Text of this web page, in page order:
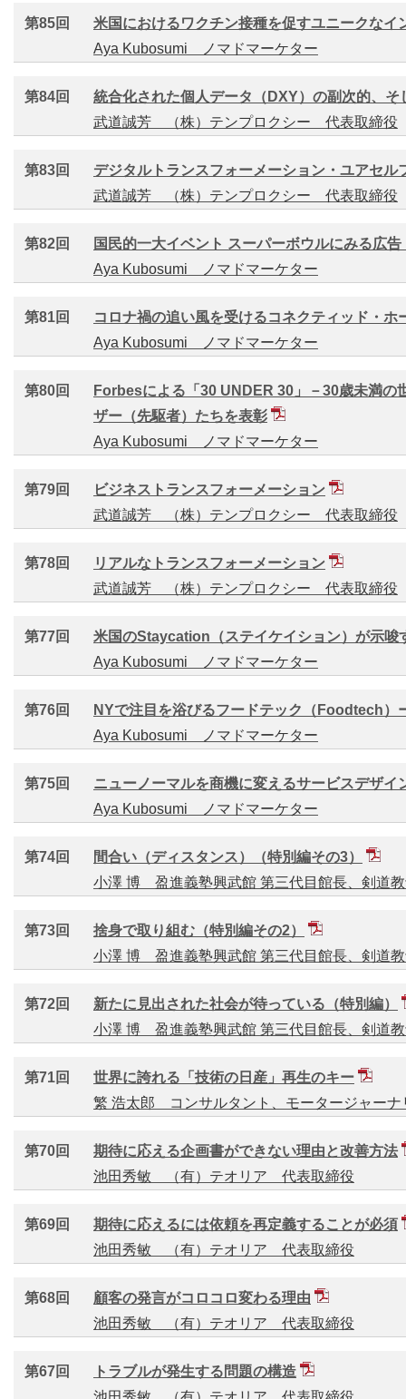
第85回
米国におけるワクチン接種を促すユニークなイ
Aya Kubosumi ノマドマーケター
第84回
統合化された個人データ（DXY）の副次的、そ
武道誠芳 （株）テンプロクシー 代表取締役
第83回
デジタルトランスフォーメーション・ユアセル
武道誠芳 （株）テンプロクシー 代表取締役
第82回
国民的一大イベント スーパーボウルにみる広告
Aya Kubosumi ノマドマーケター
第81回
コロナ禍の追い風を受けるコネクティッド・ホ
Aya Kubosumi ノマドマーケター
第80回
Forbesによる「30 UNDER 30」－30歳未満の
ザー（先駆者）たちを表彰
Aya Kubosumi ノマドマーケター
第79回
ビジネストランスフォーメーション
武道誠芳 （株）テンプロクシー 代表取締役
第78回
リアルなトランスフォーメーション
武道誠芳 （株）テンプロクシー 代表取締役
第77回
米国のStaycation（ステイケイション）が示唆
Aya Kubosumi ノマドマーケター
第76回
NYで注目を浴びるフードテック（Foodtech）
Aya Kubosumi ノマドマーケター
第75回
ニューノーマルを商機に変えるサービスデザイ
Aya Kubosumi ノマドマーケター
第74回
間合い（ディスタンス）（特別編その3）
小澤 博 盈進義塾興武館 第三代目館長、剣道
第73回
捨身で取り組む（特別編その2）
小澤 博 盈進義塾興武館 第三代目館長、剣道
第72回
新たに見出された社会が待っている（特別編）
小澤 博 盈進義塾興武館 第三代目館長、剣道
第71回
世界に誇れる「技術の日産」再生のキー
繁 浩太郎 コンサルタント、モータージャーナ
第70回
期待に応える企画書ができない理由と改善方法
池田秀敏 （有）テオリア 代表取締役
第69回
期待に応えるには依頼を再定義することが必須
池田秀敏 （有）テオリア 代表取締役
第68回
顧客の発言がコロコロ変わる理由
池田秀敏 （有）テオリア 代表取締役
第67回
トラブルが発生する問題の構造